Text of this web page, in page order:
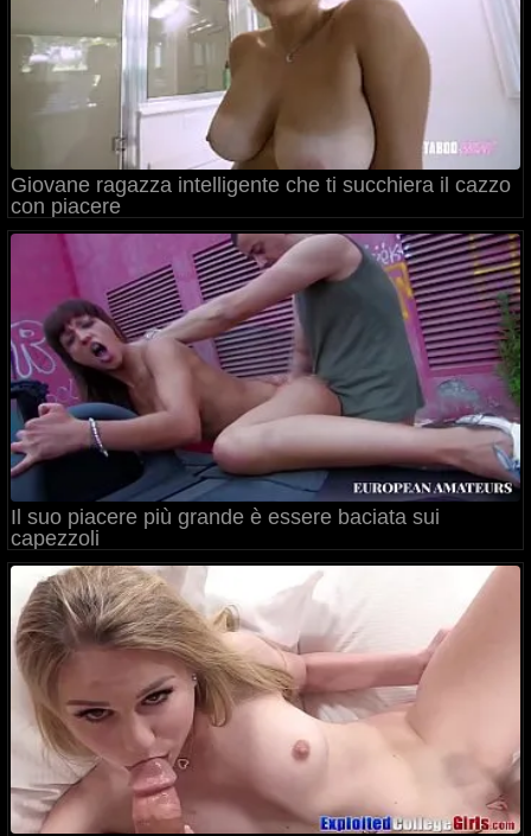
Giovane ragazza intelligente che ti succhiera il cazzo
con piacere
Il suo piacere più grande è essere baciata sui
capezzoli